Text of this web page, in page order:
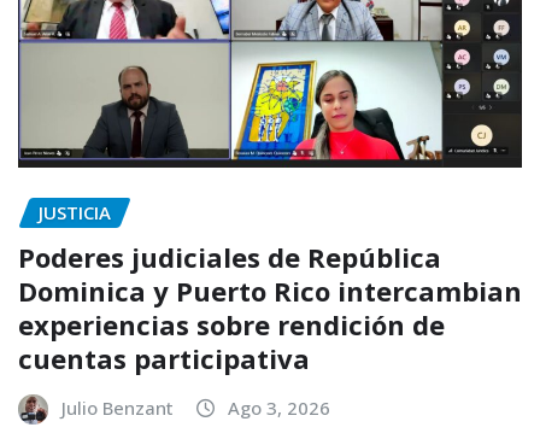
JUSTICIA
Poderes judiciales de República
Dominica y Puerto Rico intercambian
experiencias sobre rendición de
cuentas participativa
Julio Benzant Ago 3, 2026